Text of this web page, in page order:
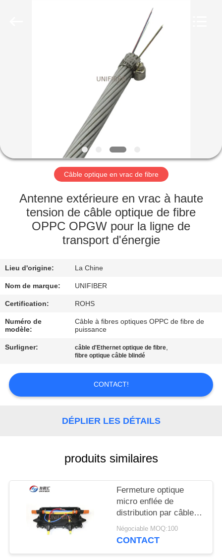
DE
NOUS
VISITE
D'USINE
CONTRÔLE
QUALITÉ
CONTACTEZ-
NOUS
NOUVELLES
DEMANDEZ
UNE
CITATION
SITE
PRIVACY
POLICY
Câble optique en vrac de fibre
Antenne extérieure en vrac à haute
tension de câble optique de fibre
OPPC OPGW pour la ligne de
transport d'énergie
Lieu d'origine: La Chine
Nom de marque: UNIFIBER
Certification: ROHS
Numéro de
modèle:
Câble à fibres optiques OPPC de fibre de
puissance
Surligner: câble d'Ethernet optique de fibre,
fibre optique câble blindé
CONTACT!
DÉPLIER LES DÉTAILS
produits similaires
Fermeture optique
micro enflée de
distribution par câble
de fibre en vrac de
conduit d'air de FTTH
Négociable MOQ:100
CONTACT